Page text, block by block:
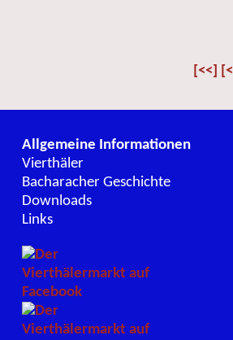
[<<]
Allgemeine Informationen
Vierthäler
Bacharacher Geschichte
Downloads
Links